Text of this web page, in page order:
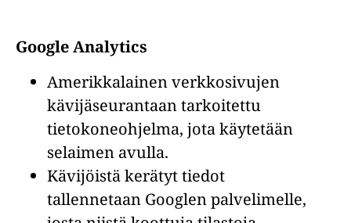
Google Analytics
Amerikkalainen verkkosivujen
kävijäseurantaan tarkoitettu
tietokoneohjelma, jota käytetään
selaimen avulla.
Kävijöistä kerätyt tiedot
tallennetaan Googlen palvelimelle,